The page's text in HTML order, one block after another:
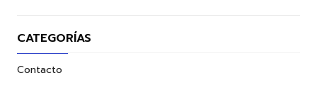
CATEGORÍAS
Contacto